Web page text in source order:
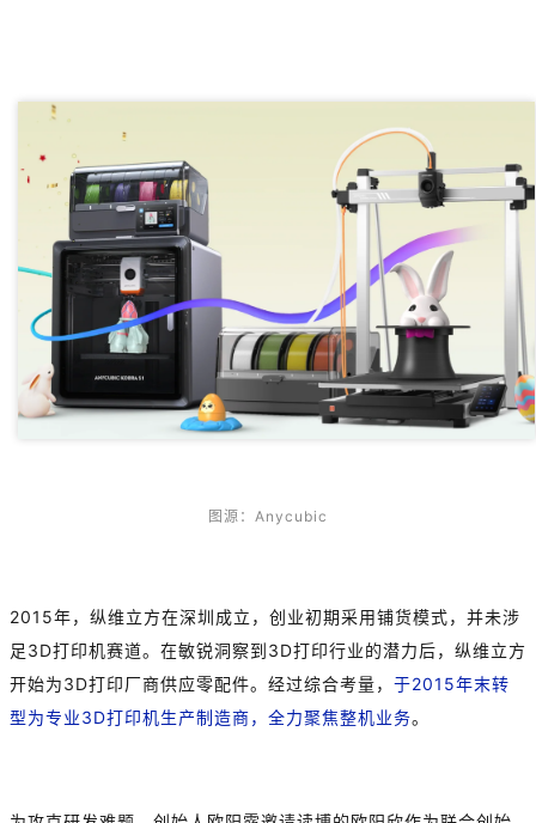
图源：Anycubic
2015年，纵维立方在深圳成立，创业初期采用铺货模式，并未涉
足3D打印机赛道。在敏锐洞察到3D打印行业的潜力后，纵维立方
开始为3D打印厂商供应零配件。经过综合考量， 于2015年末转
型为专业3D打印机生产制造商，全力聚焦整机业务。